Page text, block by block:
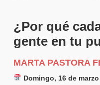
¿Por qué
gente en tu
MARTA PASTORA
Domingo, 16 de marzo